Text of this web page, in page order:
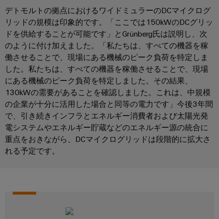
構
築
の
課
題
に
対
す
る
ソ
リ
ュ
ー
シ
ョ
ン
ト
(SPE)
制
御
盤
お
よ
び
フ
ィ
ル
エ
ン
ト
リ
シ
ス
テ
ム
と
コ
ン
の
コ
ン
サ
ル
テ
ィ
ン
グ
デ
ジ
コ
ン
プ
ラ
イ
ア
ン
ス
拠
点
マ
わ
せ
環
境
方
針
概
要
ペ
ー
ジ
デトモルトの拠点におけるワイドミュラーのDCマイクログ
リッドの規模は印象的です。「ここでは150kWのDCグリッ
ドを供給することが可能です」とGrünberg氏は説明し、次
のように付け加えました。「私たちは、すべての機器を稼
働させることで、現場にある機械のピーク負荷を特定しま
した。私たちは、すべての機器を稼働させることで、現場
にある機械のピーク負荷を特定しました。その結果、
130kWの需要があることを確認しました。これは、中規模
の企業が十分に活用した場合と同等の電力です」今後3年間
で、引き続きインフラとエネルギー消費者および太陽光発
電システムやエネルギー貯蔵などのエネルギー源の統合に
重点をおきながら、DCマイクログリッドは段階的に拡大さ
れる予定です。